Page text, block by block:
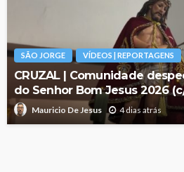
SÃO JORGE VÍDEOS | REPORTAGENS
CRUZAL | Comunidade
do Senhor Bom Jesus 2026
Mauricio De Jesus 4 dias atrás